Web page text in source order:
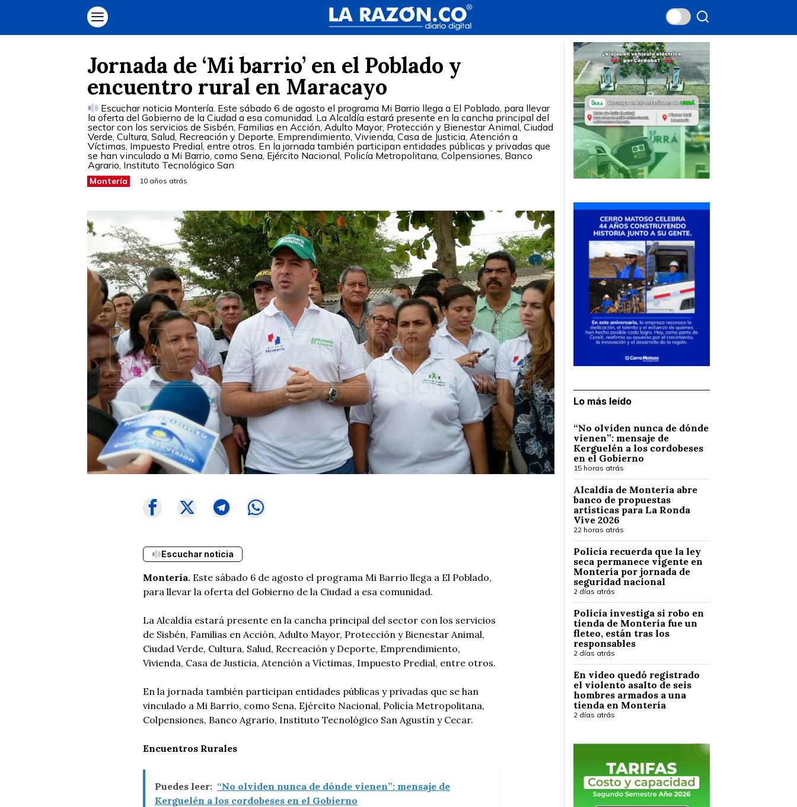
Jornada de ‘Mi barrio’ en el Poblado y
encuentro rural en Maracayo
Escuchar noticia Montería. Este sábado 6 de agosto el programa Mi Barrio llega a El Poblado, para llevar
la oferta del Gobierno de la Ciudad a esa comunidad. La Alcaldía estará presente en la cancha principal del
sector con los servicios de Sisbén, Familias en Acción, Adulto Mayor, Protección y Bienestar Animal, Ciudad
Verde, Cultura, Salud, Recreación y Deporte, Emprendimiento, Vivienda, Casa de Justicia, Atención a
Víctimas, Impuesto Predial, entre otros. En la jornada también participan entidades públicas y privadas que
se han vinculado a Mi Barrio, como Sena, Ejército Nacional, Policía Metropolitana, Colpensiones, Banco
Agrario, Instituto Tecnológico San
Montería 10 años atrás
Escuchar noticia
Montería. Este sábado 6 de agosto el programa Mi Barrio llega a El Poblado,
para llevar la oferta del Gobierno de la Ciudad a esa comunidad.
La Alcaldía estará presente en la cancha principal del sector con los servicios
de Sisbén, Familias en Acción, Adulto Mayor, Protección y Bienestar Animal,
Ciudad Verde, Cultura, Salud, Recreación y Deporte, Emprendimiento,
Vivienda, Casa de Justicia, Atención a Víctimas, Impuesto Predial, entre otros.
En la jornada también participan entidades públicas y privadas que se han
vinculado a Mi Barrio, como Sena, Ejército Nacional, Policía Metropolitana,
Colpensiones, Banco Agrario, Instituto Tecnológico San Agustín y Cecar.
Encuentros Rurales
Puedes leer: “No olviden nunca de dónde vienen”: mensaje de
Kerguelén a los cordobeses en el Gobierno
Lo más leído
“No olviden nunca de dónde
vienen”: mensaje de
Kerguelén a los cordobeses
en el Gobierno
15 horas atrás
Alcaldía de Montería abre
banco de propuestas
artísticas para La Ronda
Vive 2026
22 horas atrás
Policía recuerda que la ley
seca permanece vigente en
Montería por jornada de
seguridad nacional
2 días atrás
Policía investiga si robo en
tienda de Montería fue un
fleteo, están tras los
responsables
2 días atrás
En video quedó registrado
el violento asalto de seis
hombres armados a una
tienda en Montería
2 días atrás